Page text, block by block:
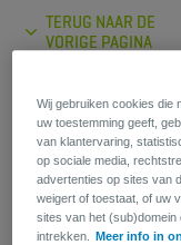
Heb je een
TERUG NAAR DE
VORIGE PAGINA
Wij gebruiken cookies die
uw toestemming geeft,
van klantervaring,
op sociale media,
advertenties op sites van
weigert of toestaat, of uw
sites van het (sub)domein
intrekken.
Meer info in